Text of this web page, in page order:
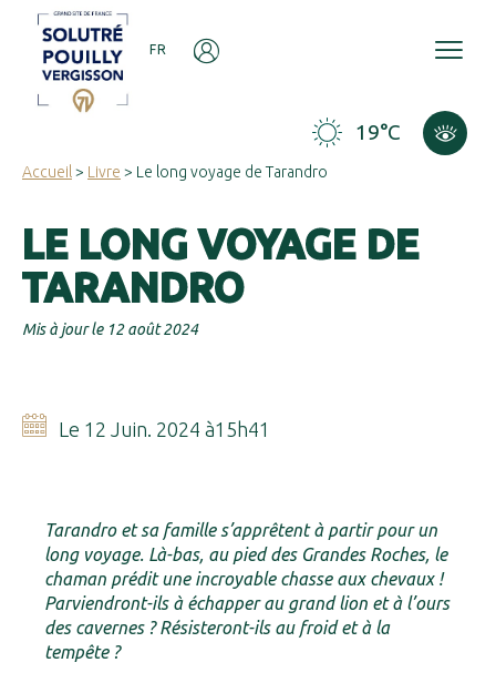
FR
19°C
Accueil > Livre > Le long voyage de Tarandro
LE LONG VOYAGE DE
TARANDRO
Mis à jour le 12 août 2024
Le 12 Juin. 2024 à15h41
Tarandro et sa famille s’apprêtent à partir pour un
long voyage. Là-bas, au pied des Grandes Roches, le
chaman prédit une incroyable chasse aux chevaux !
Parviendront-ils à échapper au grand lion et à l’ours
des cavernes ? Résisteront-ils au froid et à la
tempête ?
Panneau de gestion des cookies